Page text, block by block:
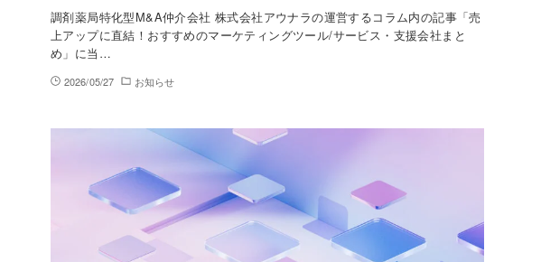
調剤薬局特化型M&A仲介会社 株式会社アウナラの運営するコラム内の記事「売
上アップに直結！おすすめのマーケティングツール/サービス・支援会社まと
め」に当…
2026/05/27 お知らせ